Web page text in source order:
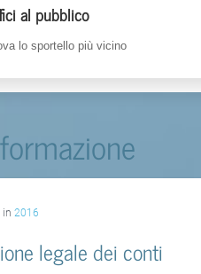
al pubblico
lo sportello più vicino
in2016
legale dei conti